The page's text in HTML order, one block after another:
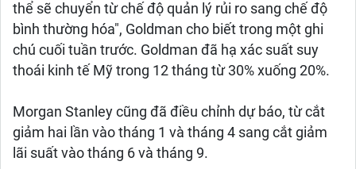
thể sẽ chuyển từ chế độ quản lý rủi ro sang chế độ
bình thường hóa", Goldman cho biết trong một ghi
chú cuối tuần trước. Goldman đã hạ xác suất suy
thoái kinh tế Mỹ trong 12 tháng từ 30% xuống 20%.
Morgan Stanley cũng đã điều chỉnh dự báo, từ cắt
giảm hai lần vào tháng 1 và tháng 4 sang cắt giảm
lãi suất vào tháng 6 và tháng 9.